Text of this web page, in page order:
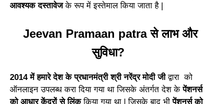
आवश्यक दस्तावेजके रूप में इस्तेमाल किया जाता है |
Jeevan Pramaan patra से लाभ और
सुविधा?
2014 में हमारेदेश के प्रधानमंत्री श्री नरेंद्र मोदी जीद्वाराको
ऑनलाइन उपलब्ध करा दिया गया था जिसके अंतर्गत देशकेपेंशनर्स
को आधार केंद्रों से लिंककिया गया था | जिसके बाद भी पेंशनर्स को